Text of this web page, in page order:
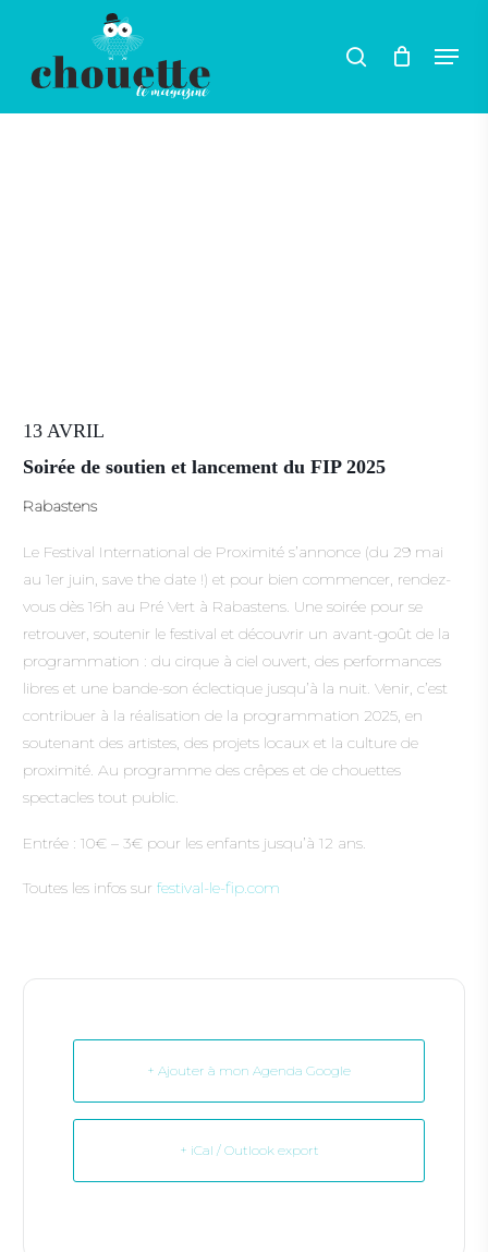
main
content
search
13 AVRIL
Soirée de soutien et lancement du FIP 2025
Rabastens
Le Festival International de Proximité s’annonce (du 29 mai
au 1er juin, save the date !) et pour bien commencer, rendez-
vous dès 16h au Pré Vert à Rabastens. Une soirée pour se
retrouver, soutenir le festival et découvrir un avant-goût de la
programmation : du cirque à ciel ouvert, des performances
libres et une bande-son éclectique jusqu’à la nuit. Venir, c’est
contribuer à la réalisation de la programmation 2025, en
soutenant des artistes, des projets locaux et la culture de
proximité. Au programme des crêpes et de chouettes
spectacles tout public.
Entrée : 10€ – 3€ pour les enfants jusqu’à 12 ans.
Toutes les infos surfestival-le-fip.com
+ Ajouter à mon Agenda Google
+ iCal / Outlook export